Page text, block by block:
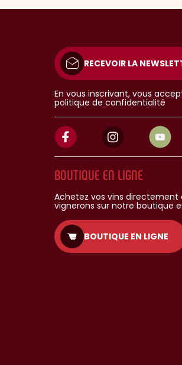
RECEVOIR LA
En vous inscrivant, vous
politique de confidentialité
BOUTIQUE EN LIGNE
Achetez vos vins directement
vignerons sur notre boutique
BOUTIQUE EN LIGNE